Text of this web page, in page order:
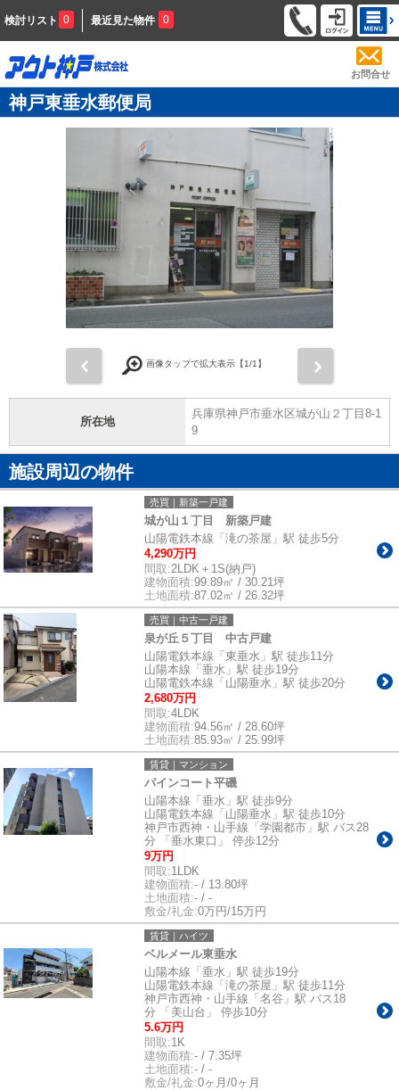
検討リスト 0 最近見た物件 0
お問合せ
神戸東垂水郵便局
画像タップで拡大表示【1/1】
所在地
兵庫県神戸市垂水区城が山２丁目8-1
9
施設周辺の物件
売買｜新築一戸建
城が山１丁目 新築戸建
山陽電鉄本線「滝の茶屋」駅 徒歩5分
4,290万円
間取:2LDK＋1S(納戸)
建物面積:99.89㎡ / 30.21坪
土地面積:87.02㎡ / 26.32坪
売買｜中古一戸建
泉が丘５丁目 中古戸建
山陽電鉄本線「東垂水」駅 徒歩11分
山陽本線「垂水」駅 徒歩19分
山陽電鉄本線「山陽垂水」駅 徒歩20分
2,680万円
間取:4LDK
建物面積:94.56㎡ / 28.60坪
土地面積:85.93㎡ / 25.99坪
賃貸｜マンション
パインコート平磯
山陽本線「垂水」駅 徒歩9分
山陽電鉄本線「山陽垂水」駅 徒歩10分
神戸市西神・山手線「学園都市」駅 バス28
分 「垂水東口」 停歩12分
9万円
間取:1LDK
建物面積:- / 13.80坪
土地面積:- / -
敷金/礼金:0万円/15万円
賃貸｜ハイツ
ベルメール東垂水
山陽本線「垂水」駅 徒歩19分
山陽電鉄本線「滝の茶屋」駅 徒歩11分
神戸市西神・山手線「名谷」駅 バス18
分 「美山台」 停歩10分
5.6万円
間取:1K
建物面積:- / 7.35坪
土地面積:- / -
敷金/礼金:0ヶ月/0ヶ月